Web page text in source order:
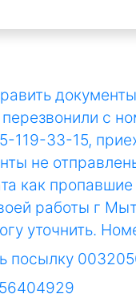
перезвонили с
119-33-15,
не
как
работы г
уточнить.
посылку